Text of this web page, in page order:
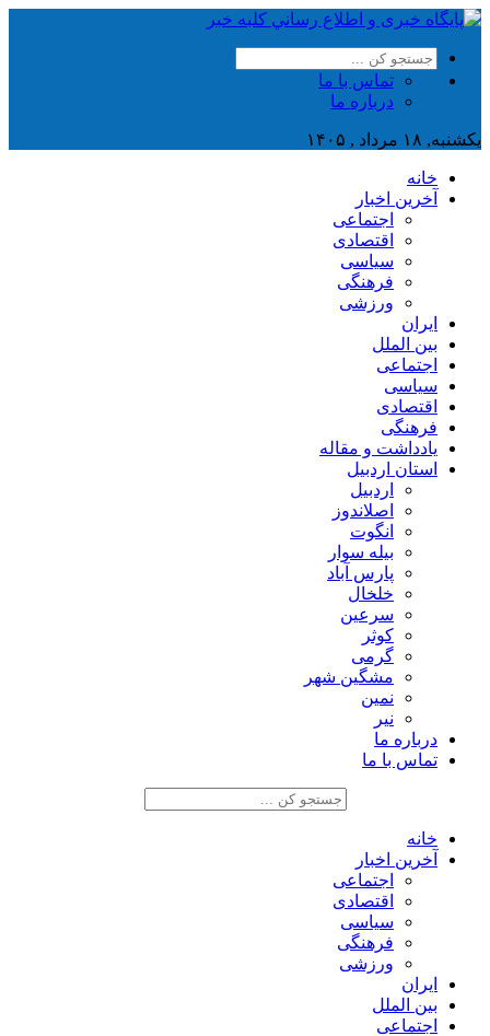
تماس با ما
درباره ما
یکشنبه, ۱۸ مرداد , ۱۴۰۵
خانه
آخرین اخبار
اجتماعی
اقتصادی
سیاسی
فرهنگی
ورزشی
ایران
بین الملل
اجتماعی
سیاسی
اقتصادی
فرهنگی
یادداشت و مقاله
استان اردبیل
اردبیل
اصلاندوز
انگوت
بیله سوار
پارس آباد
خلخال
سرعین
کوثر
گرمی
مشگین شهر
نمین
نیر
درباره ما
تماس با ما
خانه
آخرین اخبار
اجتماعی
اقتصادی
سیاسی
فرهنگی
ورزشی
ایران
بین الملل
اجتماعی